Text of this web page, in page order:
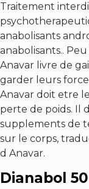
Traitement
anabolisants
anabolisants..
Anavar livre de
garder leurs
Anavar doit etre
perte de poids. Il
supplements de
sur le corps,
d Anavar.
Dianabol